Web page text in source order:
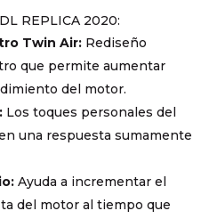
REPLICA 2020:
Twin Air: Rediseño
que permite aumentar
del motor.
Los toques personales del
una respuesta sumamente
Ayuda a incrementar el
del motor al tiempo que